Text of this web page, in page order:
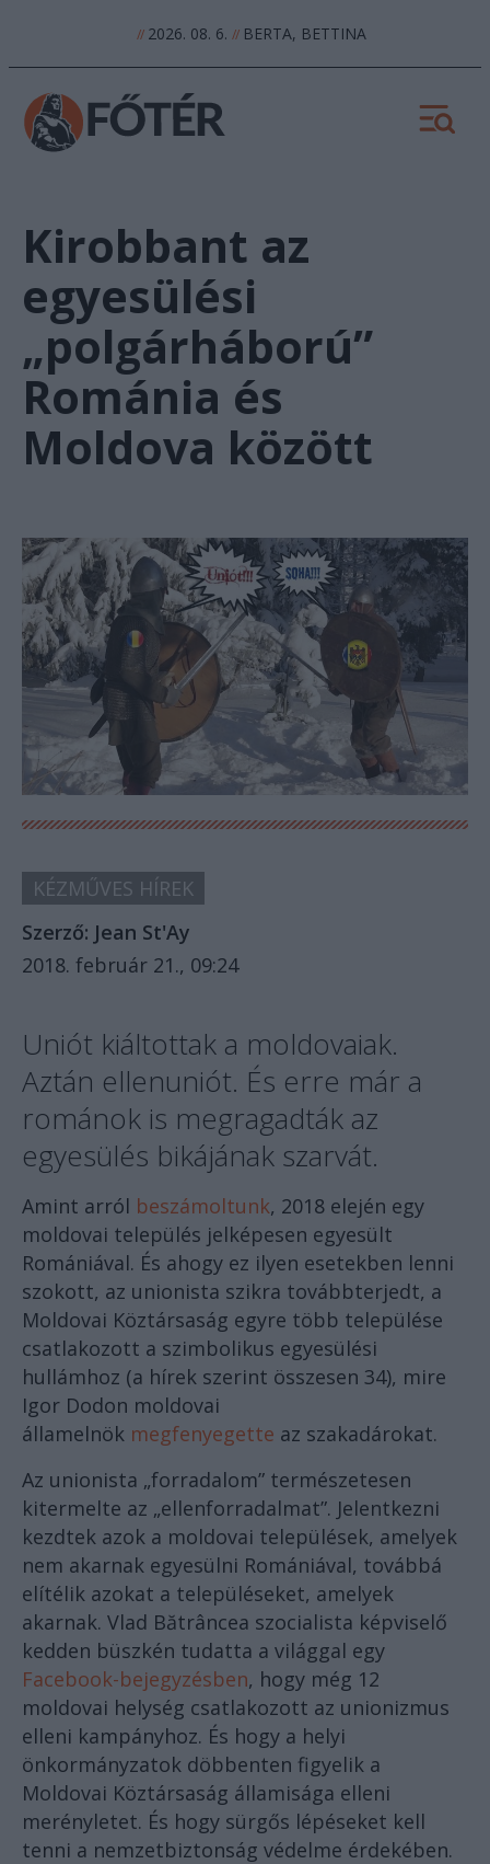
//2026. 08. 6. //BERTA, BETTINA
Kirobbant az
egyesülési
„polgárháború”
Románia és
Moldova között
KÉZMŰVES HÍREK
Szerző: Jean St'Ay
2018. február 21., 09:24
Uniót kiáltottak a moldovaiak.
Aztán ellenuniót. És erre már a
románok is megragadták az
egyesülés bikájának szarvát.
Amint arról beszámoltunk, 2018 elején egy
moldovai település jelképesen egyesült
Romániával. És ahogy ez ilyen esetekben lenni
szokott, az unionista szikra továbbterjedt, a
Moldovai Köztársaság egyre több települése
csatlakozott a szimbolikus egyesülési
hullámhoz (a hírek szerint összesen 34), mire
Igor Dodon moldovai
államelnök megfenyegette az szakadárokat.
Az unionista „forradalom” természetesen
kitermelte az „ellenforradalmat”. Jelentkezni
kezdtek azok a moldovai települések, amelyek
nem akarnak egyesülni Romániával, továbbá
elítélik azokat a településeket, amelyek
akarnak. Vlad Bătrâncea szocialista képviselő
kedden büszkén tudatta a világgal egy
Facebook-bejegyzésben, hogy még 12
moldovai helység csatlakozott az unionizmus
elleni kampányhoz. És hogy a helyi
önkormányzatok döbbenten figyelik a
Moldovai Köztársaság államisága elleni
merényletet. És hogy sürgős lépéseket kell
tenni a nemzetbiztonság védelme érdekében.